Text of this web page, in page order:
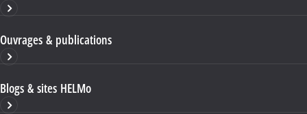
Ouvrages & publications
Blogs & sites HELMo